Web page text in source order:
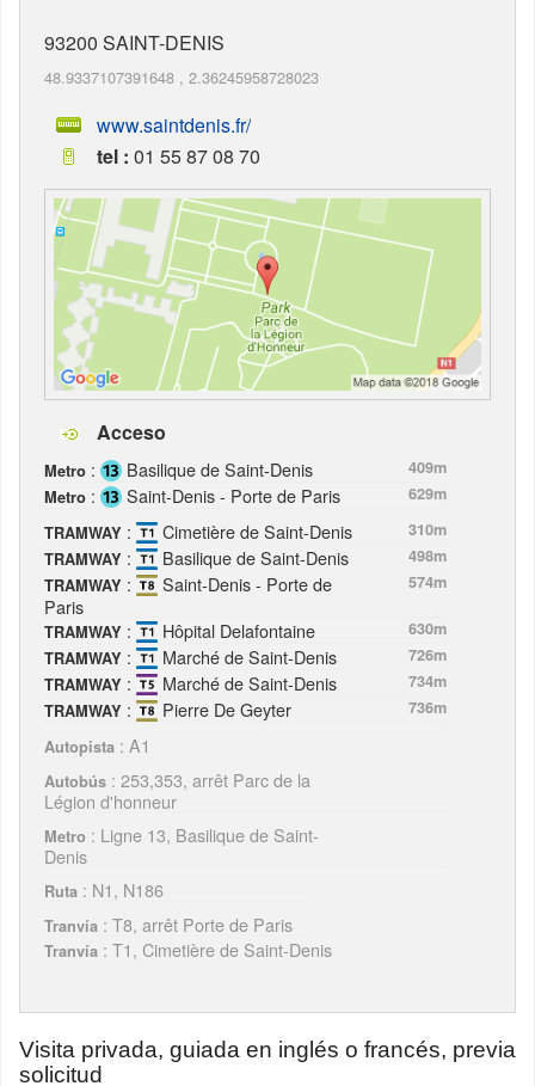
93200 SAINT-DENIS
48.9337107391648 , 2.36245958728023
www.saintdenis.fr/
tel : 01 55 87 08 70
Acceso
Metro : Basilique de Saint-Denis
409m
Metro : Saint-Denis - Porte de Paris
629m
TRAMWAY : Cimetière de Saint-Denis
310m
TRAMWAY : Basilique de Saint-Denis
498m
TRAMWAY :
Saint-Denis - Porte de
Paris
574m
TRAMWAY : Hôpital Delafontaine
630m
TRAMWAY : Marché de Saint-Denis
726m
TRAMWAY : Marché de Saint-Denis
734m
TRAMWAY : Pierre De Geyter
736m
Autopista : A1
Autobús : 253,353, arrêt Parc de la
Légion d'honneur
Metro : Ligne 13, Basilique de Saint-
Denis
Ruta : N1, N186
Tranvía : T8, arrêt Porte de Paris
Tranvía : T1, Cimetière de Saint-Denis
Visita privada, guiada en inglés o francés, previa
solicitud